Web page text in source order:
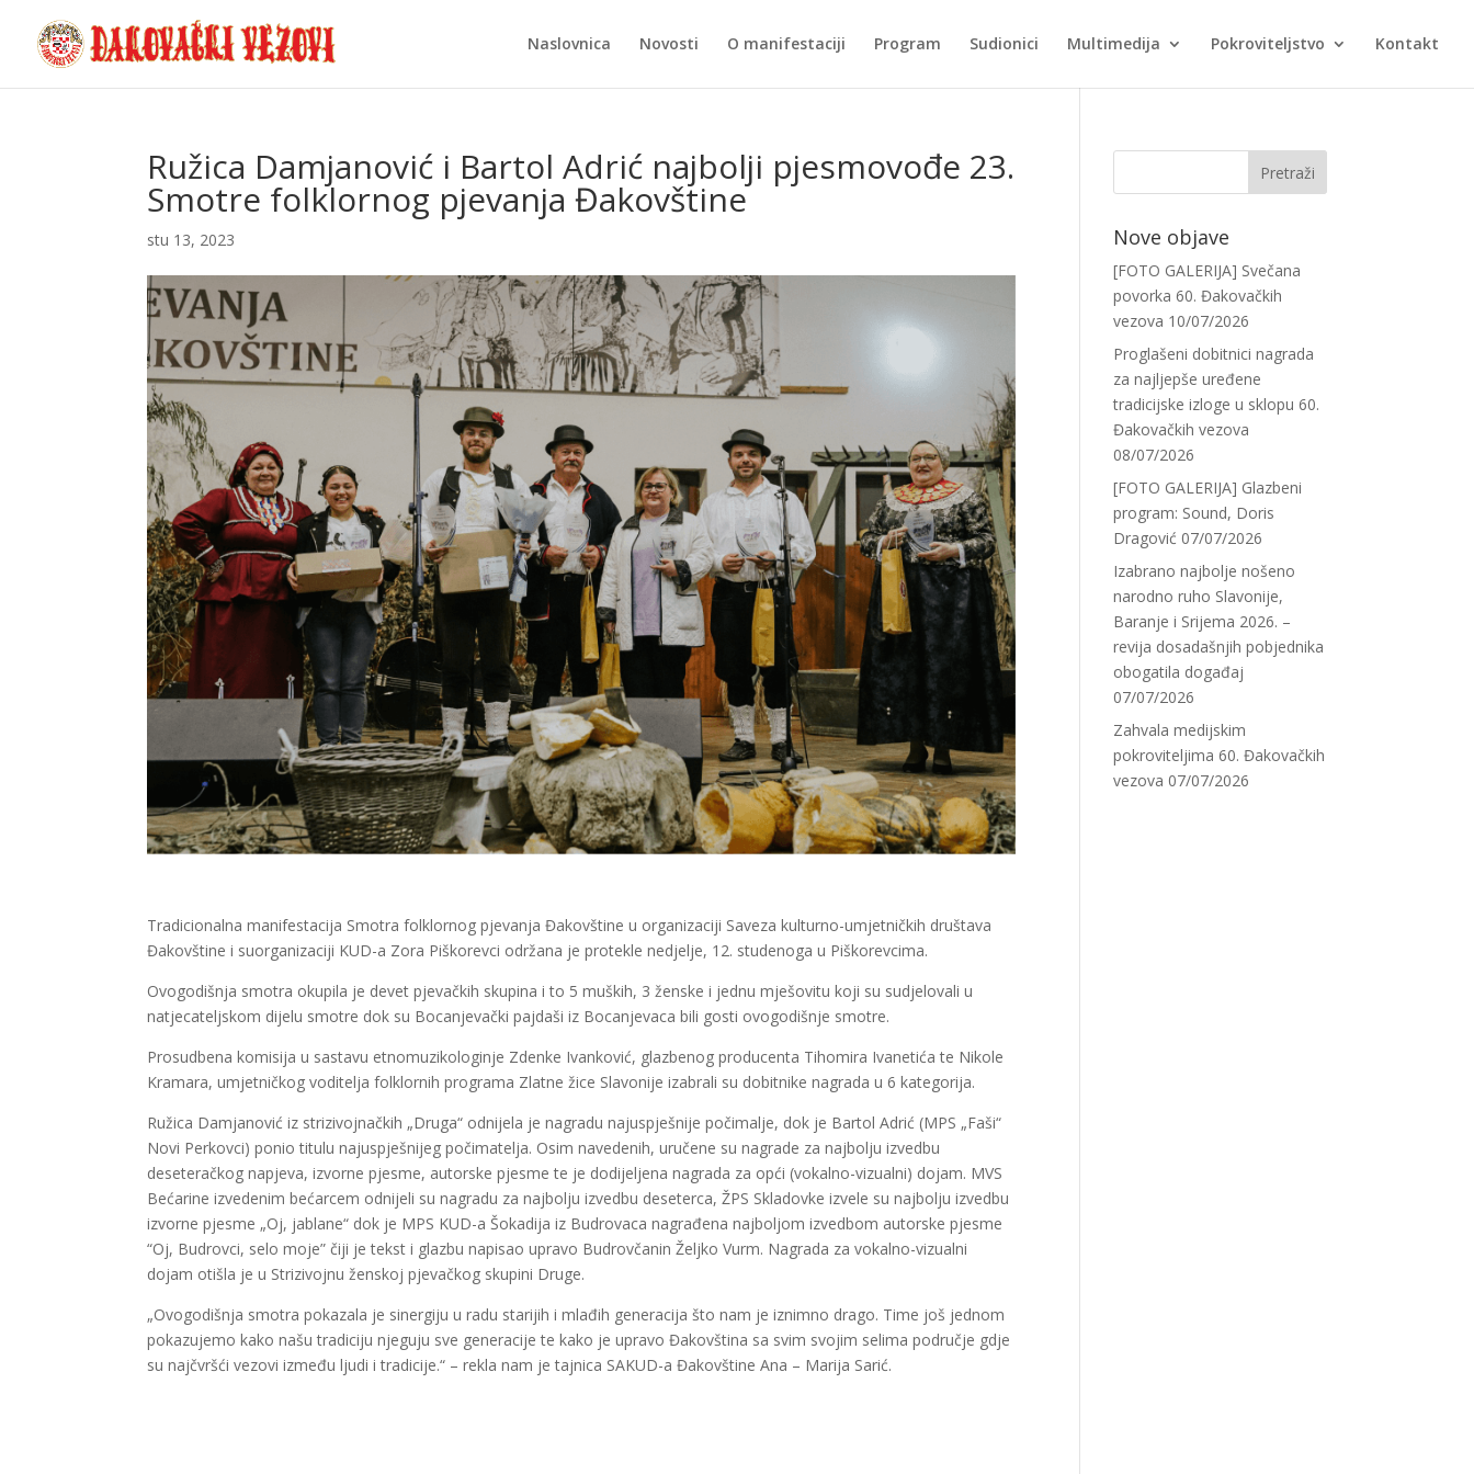
Naslovnica Novosti O manifestaciji Program Sudionici Multimedija Pokroviteljstvo Kontakt
Ružica Damjanović i Bartol Adrić najbolji pjesmovođe 23.
Smotre folklornog pjevanja Đakovštine
stu 13, 2023
Tradicionalna manifestacija Smotra folklornog pjevanja Đakovštine u organizaciji Saveza kulturno-umjetničkih društava
Đakovštine i suorganizaciji KUD-a Zora Piškorevci održana je protekle nedjelje, 12. studenoga u Piškorevcima.
Ovogodišnja smotra okupila je devet pjevačkih skupina i to 5 muških, 3 ženske i jednu mješovitu koji su sudjelovali u
natjecateljskom dijelu smotre dok su Bocanjevački pajdaši iz Bocanjevaca bili gosti ovogodišnje smotre.
Prosudbena komisija u sastavu etnomuzikologinje Zdenke Ivanković, glazbenog producenta Tihomira Ivanetića te Nikole
Kramara, umjetničkog voditelja folklornih programa Zlatne žice Slavonije izabrali su dobitnike nagrada u 6 kategorija.
Ružica Damjanović iz strizivojnačkih „Druga“ odnijela je nagradu najuspješnije počimalje, dok je Bartol Adrić (MPS „Faši“
Novi Perkovci) ponio titulu najuspješnijeg počimatelja. Osim navedenih, uručene su nagrade za najbolju izvedbu
deseteračkog napjeva, izvorne pjesme, autorske pjesme te je dodijeljena nagrada za opći (vokalno-vizualni) dojam. MVS
Bećarine izvedenim bećarcem odnijeli su nagradu za najbolju izvedbu deseterca, ŽPS Skladovke izvele su najbolju izvedbu
izvorne pjesme „Oj, jablane“ dok je MPS KUD-a Šokadija iz Budrovaca nagrađena najboljom izvedbom autorske pjesme
“Oj, Budrovci, selo moje” čiji je tekst i glazbu napisao upravo Budrovčanin Željko Vurm. Nagrada za vokalno-vizualni
dojam otišla je u Strizivojnu ženskoj pjevačkog skupini Druge.
„Ovogodišnja smotra pokazala je sinergiju u radu starijih i mlađih generacija što nam je iznimno drago. Time još jednom
pokazujemo kako našu tradiciju njeguju sve generacije te kako je upravo Đakovština sa svim svojim selima područje gdje
su najčvršći vezovi između ljudi i tradicije.“ – rekla nam je tajnica SAKUD-a Đakovštine Ana – Marija Sarić.
Nove objave
[FOTO GALERIJA] Svečana
povorka 60. Đakovačkih
vezova 10/07/2026
Proglašeni dobitnici nagrada
za najljepše uređene
tradicijske izloge u sklopu 60.
Đakovačkih vezova
08/07/2026
[FOTO GALERIJA] Glazbeni
program: Sound, Doris
Dragović 07/07/2026
Izabrano najbolje nošeno
narodno ruho Slavonije,
Baranje i Srijema 2026. –
revija dosadašnjih pobjednika
obogatila događaj
07/07/2026
Zahvala medijskim
pokroviteljima 60. Đakovačkih
vezova 07/07/2026